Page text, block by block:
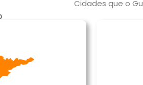
Cidades que o